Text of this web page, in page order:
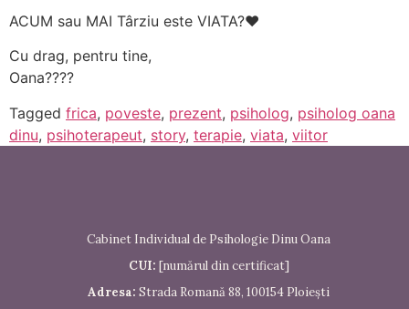
ACUM sau MAI Târziu este VIATA?❤️
Cu drag, pentru tine,
Oana????
Tagged frica, poveste, prezent, psiholog, psiholog oana
dinu, psihoterapeut, story, terapie, viata, viitor
Cabinet Individual de Psihologie Dinu Oana
CUI: [numărul din certificat]
Adresa: Strada Romană 88, 100154 Ploiești